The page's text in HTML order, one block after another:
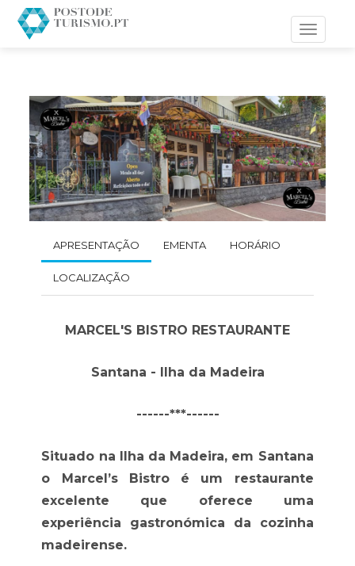
Toggle
APRESENTAÇÃO EMENTA HORÁRIO
LOCALIZAÇÃO
MARCEL'S BISTRO RESTAURANTE
Santana - Ilha da Madeira
------***------
Situado na Ilha da Madeira, em Santana
o Marcel’s Bistro é um restaurante
excelente que oferece uma
experiência gastronómica da cozinha
madeirense.